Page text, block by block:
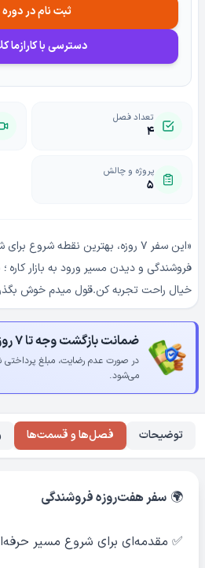
ثبت نام در دوره
دسترسی با کارازما
تعداد فصل
۴
پروژه و چالش
۵
«این سفر ۷ روزه، بهترین نقطه
فروشندگی و دیدن مسیر ورود به بازار کاره
خیال راحت تجربه کن.قول میدم خوش
ضمانت بازگشت وجه تا ۷ روز
در صورت عدم رضایت، مبلغ پرداختی
می‌شود.
توضیحات فصل‌ها و قسمت‌ها
🌍 سفر هفت‌روزه فروشندگی
✅ مقدمه‌ای برای شروع مسیر